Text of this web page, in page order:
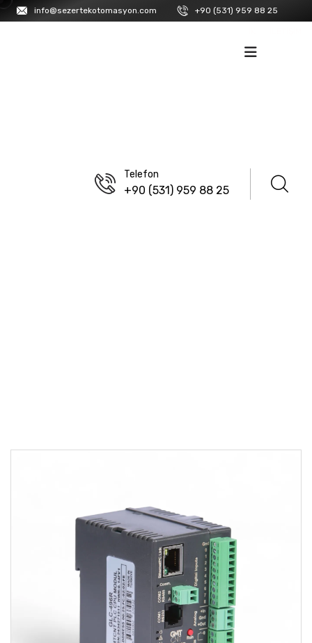
info@sezertekotomasyon.com +90 (531) 959 88 25
Telefon
+90 (531) 959 88 25